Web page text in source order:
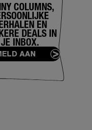
COLUMNS,
EN
DEALS IN
JE INBOX.
AAN